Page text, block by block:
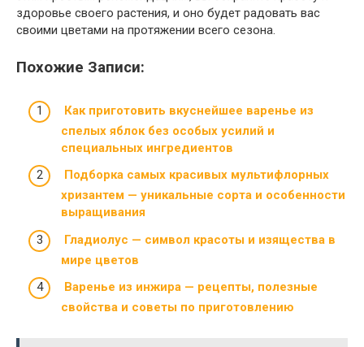
здоровье своего растения, и оно будет радовать вас
своими цветами на протяжении всего сезона.
Похожие Записи:
Как приготовить вкуснейшее варенье из
спелых яблок без особых усилий и
специальных ингредиентов
Подборка самых красивых мультифлорных
хризантем — уникальные сорта и особенности
выращивания
Гладиолус — символ красоты и изящества в
мире цветов
Варенье из инжира — рецепты, полезные
свойства и советы по приготовлению